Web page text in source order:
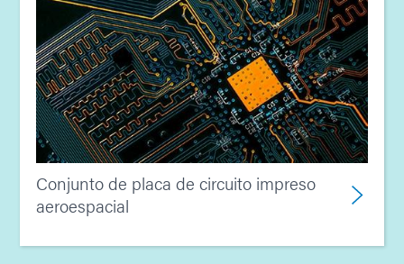
Conjunto de placa de circuito impreso
aeroespacial